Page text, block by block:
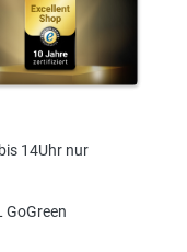
14Uhr nur
GoGreen